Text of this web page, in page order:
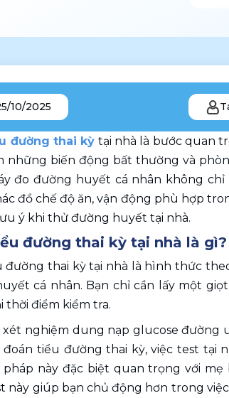
10/2025
đường thai kỳ tại nhà là bước quan
những biến động bất thường và
đo đường huyết cá nhân không
đồ chế độ ăn, vận động phù hợp
ý khi thử đường huyết tại nhà.
đường thai kỳ tại nhà là gì?
đường thai kỳ tại nhà là hình thức
cá nhân. Bạn chỉ cần lấy một
thời điểm kiểm tra.
xét nghiệm dung nạp glucose đường
đoán tiểu đường thai kỳ, việc test tại
pháp này đặc biệt quan trọng với
này giúp bạn chủ động hơn trong